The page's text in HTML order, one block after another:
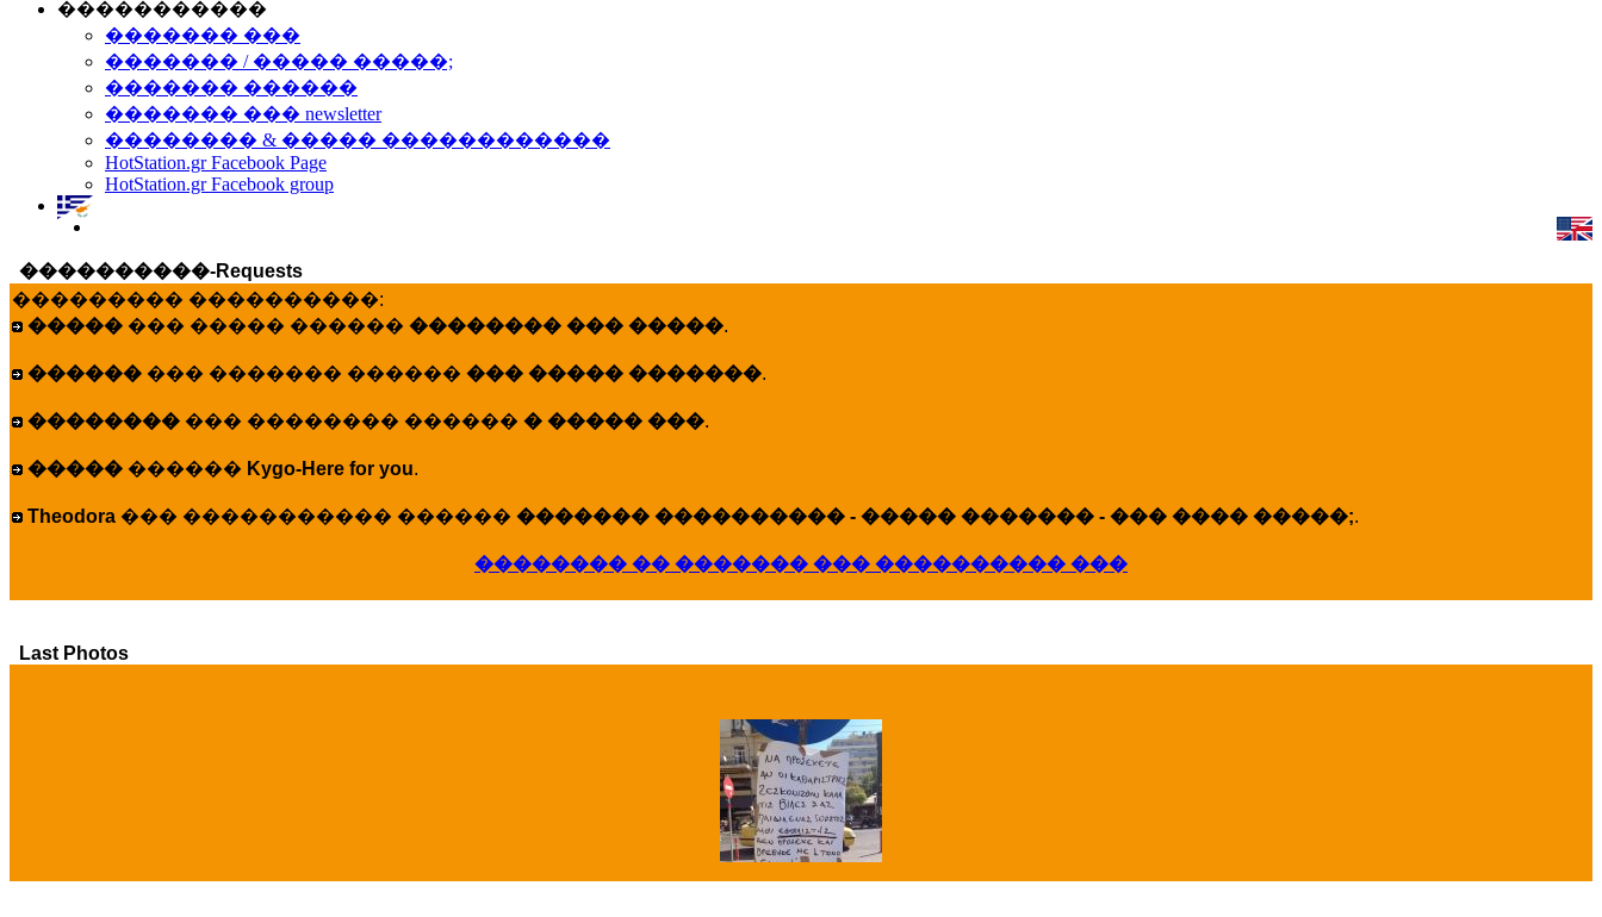
�����������
������� ���
������� / ����� �����;
������� ������
������� ��� newsletter
�������� & ����� ������������
HotStation.gr Facebook Page
HotStation.gr Facebook group
����������-Requests
��������� ����������:
����� ��� ����� ������ �������� ��� �����.
������ ��� ������� ������ ��� ����� �������.
�������� ��� �������� ������ � ����� ���.
����� ������ Kygo-Here for you.
Theodora ��� ����������� ������ ������� ���������� - ����� ������� - ��� ���� �����;.
�������� �� ������� ��� ���������� ���
Last Photos